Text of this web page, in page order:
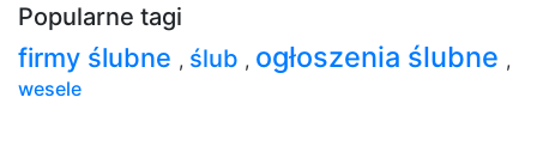
Popularne tagi
firmy ślubne , ślub , ogłoszenia ślubne ,
wesele